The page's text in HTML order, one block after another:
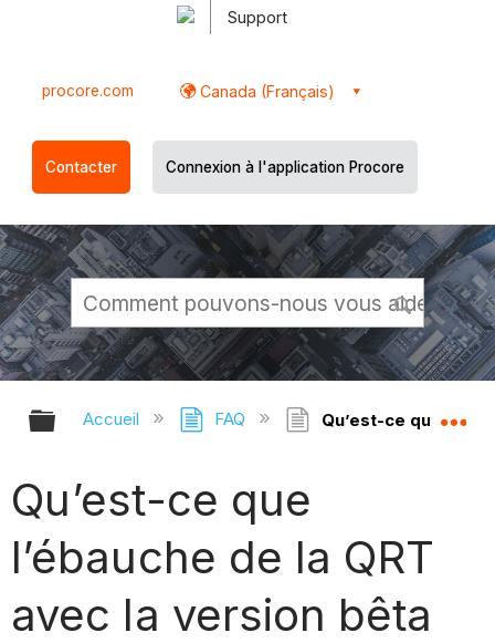
Support
procore.com Canada (Français)
Contacter Connexion à l'application Procore
Développer/réduire la hiérarchie
Accueil FAQ Qu’est-ce que
Qu’est-ce que
l’ébauche de la QRT
avec la version bêta